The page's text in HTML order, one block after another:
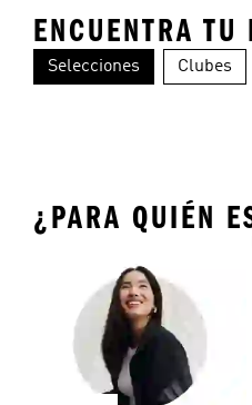
ENCUENTRA TU
Selecciones Clubes
Perú
¿PARA QUIÉN